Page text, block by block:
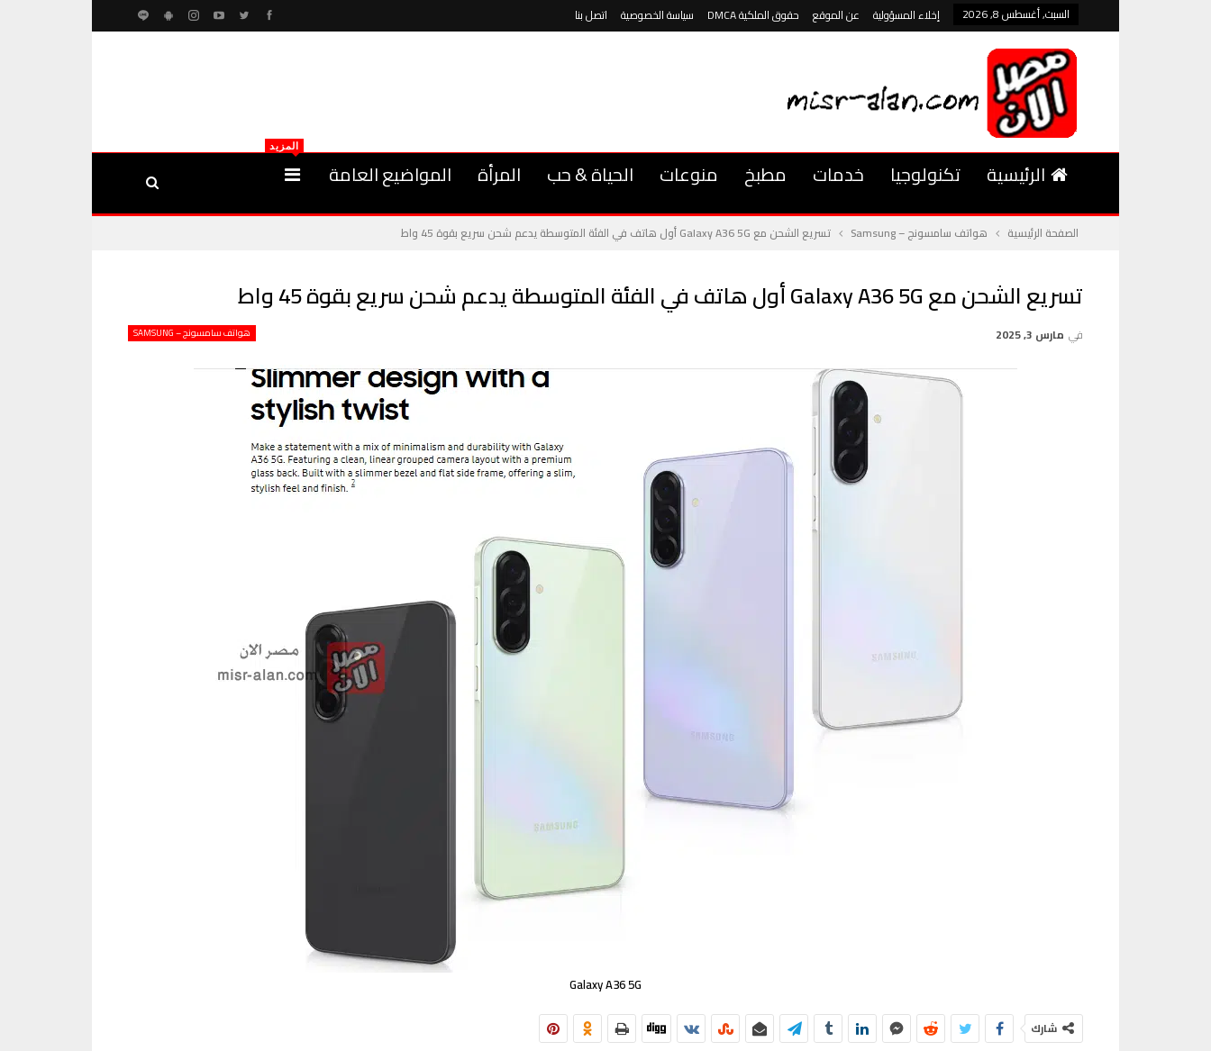
السبت, أغسطس 8, 2026 إخلاء المسؤولية عن الموقع حقوق الملكية DMCA سياسة الخصوصية اتصل بنا
الرئيسية تكنولوجيا خدمات مطبخ منوعات الحياة & حب المرأة المواضيع العامة
المزيد
الصفحة الرئيسية هواتف سامسونج – Samsung تسريع الشحن مع Galaxy A36 5G أول هاتف في الفئة المتوسطة يدعم شحن سريع بقوة 45 واط
تسريع الشحن مع Galaxy A36 5G أول هاتف في الفئة المتوسطة يدعم شحن سريع بقوة 45 واط
هواتف سامسونج – SAMSUNG في مارس 3, 2025
Galaxy A36 5G
شارك